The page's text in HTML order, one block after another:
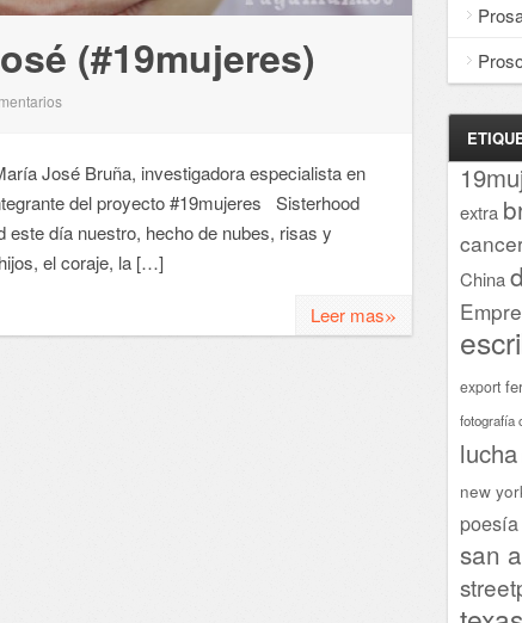
(#19mujeres)
José Bruña, investigadora especialista en
del proyecto #19mujeres Sisterhood
este día nuestro, hecho de nubes, risas y
el coraje, la […]
Leer mas»
extra
China
export
fotografía
lucha
new
poesía
san